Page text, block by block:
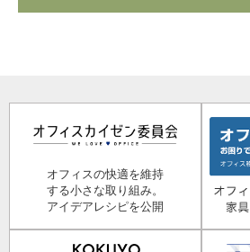
オフィスの快適を維持
する小さな取り組み。
アイデアレシピを公開